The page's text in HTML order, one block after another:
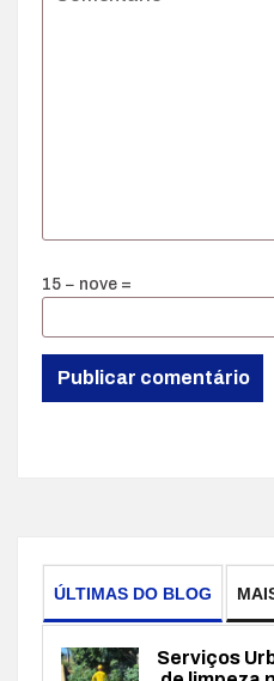
15 − nove =
ÚLTIMAS DO BLOG
Serviços